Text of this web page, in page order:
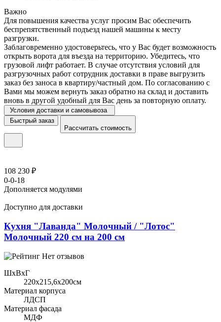
Важно
Для повышения качества услуг просим Вас обеспечить
беспрепятственный подъезд нашей машины к месту
разгрузки.
Заблаговременно удостоверьтесь, что у Вас будет возможность
открыть ворота для въезда на территорию. Убедитесь, что
грузовой лифт работает. В случае отсутствия условий для
разгрузочных работ сотрудник доставки в праве выгрузить
заказ без заноса в квартиру/частный дом. По согласованию с
Вами мы можем вернуть заказ обратно на склад и доставить
вновь в другой удобный для Вас день за повторную оплату.
Условия доставки и самовывоза
Быстрый заказ
Рассчитать стоимость
108 230 ₽
0-0-18
Дополняется модулями
Доступно для доставки
Кухня "Лаванда" Молочный / "Лотос"
Молочный 220 см на 200 см
Нет отзывов
ШхВхГ
220x215,6х200см
Материал корпуса
ЛДСП
Материал фасада
МДФ